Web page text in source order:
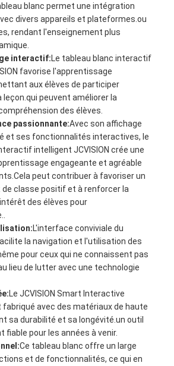
blanc permet une intégration
divers appareils et plateformes.ou
rendant l'enseignement plus
interactif:Le tableau blanc interactif
favorise l'apprentissage
aux élèves de participer
peuvent améliorer la
des élèves.
passionnante:Avec son affichage
et ses fonctionnalités interactives, le
intelligent JCVISION crée une
engageante et agréable
peut contribuer à favoriser un
classe positif et à renforcer la
des élèves pour
L'interface conviviale du
la navigation et l'utilisation des
pour ceux qui ne connaissent pas
lieu de lutter avec une technologie
Le JCVISION Smart Interactive
fabriqué avec des matériaux de haute
sa durabilité et sa longévité.un outil
fiable pour les années à venir.
Ce tableau blanc offre un large
et de fonctionnalités, ce qui en